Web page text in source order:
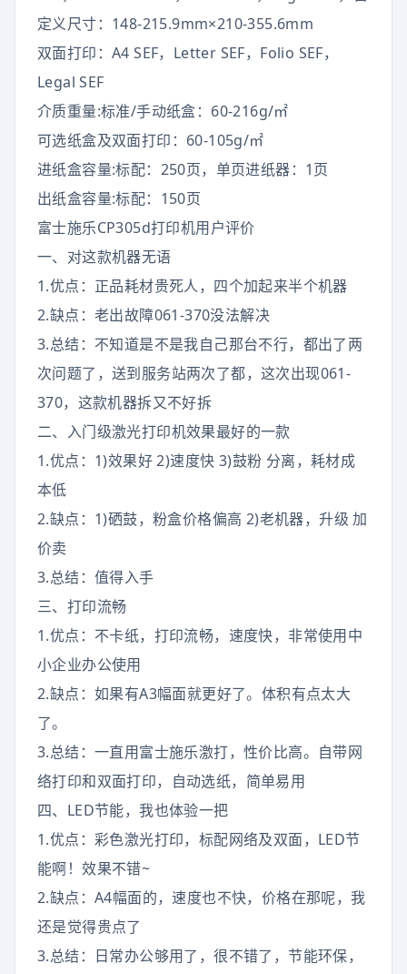
定义尺寸：148-215.9mm×210-355.6mm
双面打印：A4 SEF，Letter SEF，Folio SEF，
Legal SEF
介质重量:标准/手动纸盒：60-216g/㎡
可选纸盒及双面打印：60-105g/㎡
进纸盒容量:标配：250页，单页进纸器：1页
出纸盒容量:标配：150页
富士施乐CP305d打印机用户评价
一、对这款机器无语
1.优点：正品耗材贵死人，四个加起来半个机器
2.缺点：老出故障061-370没法解决
3.总结：不知道是不是我自己那台不行，都出了两
次问题了，送到服务站两次了都，这次出现061-
370，这款机器拆又不好拆
二、入门级激光打印机效果最好的一款
1.优点：1)效果好 2)速度快 3)鼓粉 分离，耗材成
本低
2.缺点：1)硒鼓，粉盒价格偏高 2)老机器，升级 加
价卖
3.总结：值得入手
三、打印流畅
1.优点：不卡纸，打印流畅，速度快，非常使用中
小企业办公使用
2.缺点：如果有A3幅面就更好了。体积有点太大
了。
3.总结：一直用富士施乐激打，性价比高。自带网
络打印和双面打印，自动选纸，简单易用
四、LED节能，我也体验一把
1.优点：彩色激光打印，标配网络及双面，LED节
能啊！效果不错~
2.缺点：A4幅面的，速度也不快，价格在那呢，我
还是觉得贵点了
3.总结：日常办公够用了，很不错了，节能环保，